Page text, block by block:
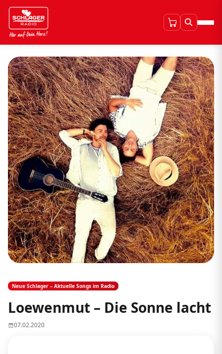
Neue Schlager – Aktuelle Songs im Radio
Loewenmut – Die Sonne lacht
07.02.2020